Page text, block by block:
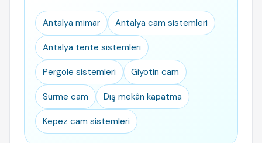
Antalya mimar Antalya cam sistemleri
Antalya tente sistemleri
Pergole sistemleri Giyotin cam
Sürme cam Dış mekân kapatma
Kepez cam sistemleri